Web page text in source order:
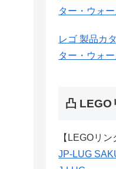
ター・ウォ
レゴ 製品カ
ター・ウォ
凸 LEGO
【LEGOリ
JP-LUG